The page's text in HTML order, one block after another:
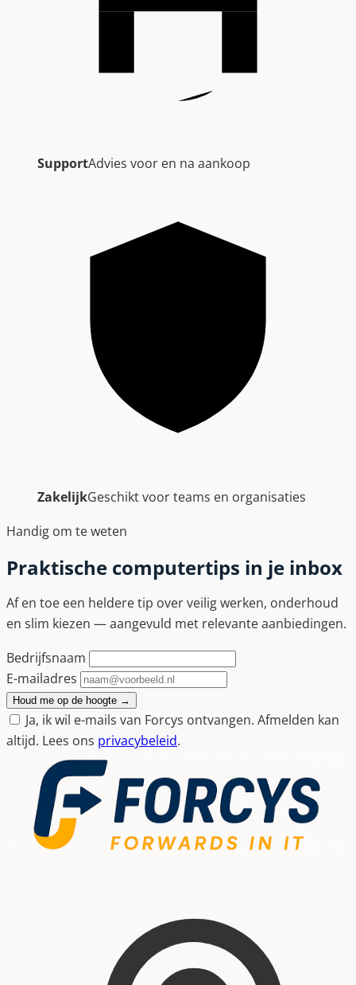
SupportAdvies voor en na aankoop
ZakelijkGeschikt voor teams en organisaties
Handig om te weten
Praktische computertips in je inbox
Af en toe een heldere tip over veilig werken, onderhoud
en slim kiezen — aangevuld met relevante aanbiedingen.
Bedrijfsnaam
E-mailadres
Houd me op de hoogte →
Ja, ik wil e-mails van Forcys ontvangen. Afmelden kan
altijd. Lees ons privacybeleid.